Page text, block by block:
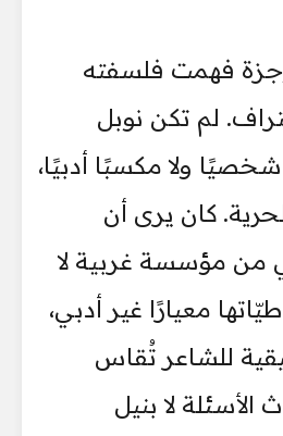
فهمت فلسفته
لم تكن نوبل
ولا مكسبًا أدبيًا،
كان يرى أن
من مؤسسة غربية لا
معيارًا غير أدبي،
للشاعر تُقاس
الأسئلة لا بنيل